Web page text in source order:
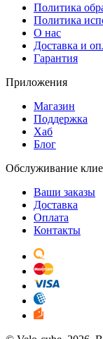
Политика
Политика
О нас
Доставка и
Гарантия
Приложения
Магазин
Поддержка
Хаб
Блог
Обслуживание
Ваши заказы
Доставка
Оплата
Контакты